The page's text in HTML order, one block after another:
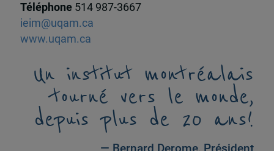
Téléphone 514 987-3667
ieim@uqam.ca
www.uqam.ca
Un institut montréalais
tourné vers le monde,
depuis plus de 20 ans!